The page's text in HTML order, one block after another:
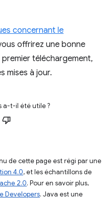
concernant le
offrirez une bonne
téléchargement,
mises à jour.
a-t-il été utile ?
de cette page est régi par une
4.0, et les échantillons de
2.0. Pour en savoir plus,
Developers. Java est une